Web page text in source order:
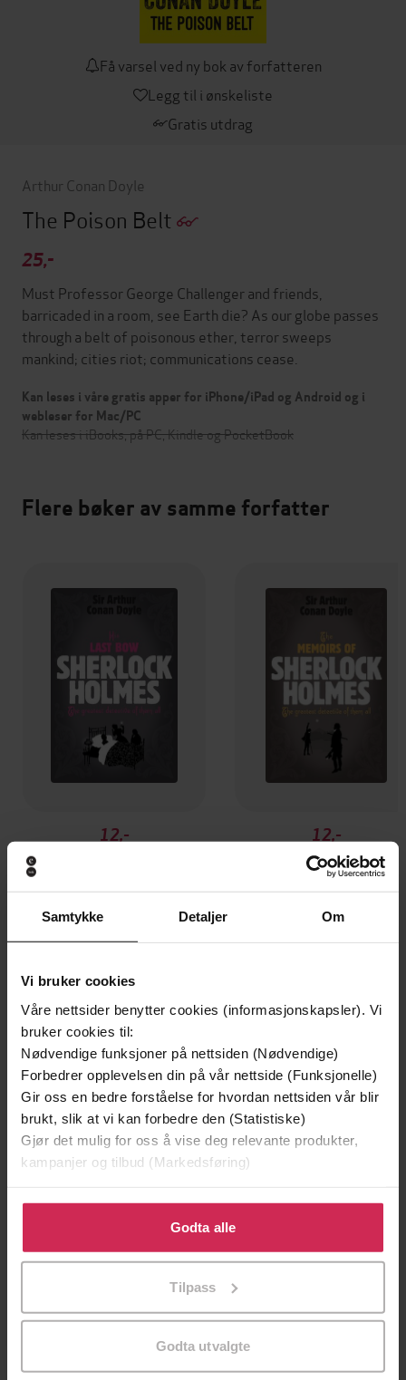
Samtykke Detaljer Om
Vi bruker cookies
Våre nettsider benytter cookies (informasjonskapsler). Vi
bruker cookies til:
Nødvendige funksjoner på nettsiden (Nødvendige)
Forbedrer opplevelsen din på vår nettside (Funksjonelle)
Gir oss en bedre forståelse for hvordan nettsiden vår blir
brukt, slik at vi kan forbedre den (Statistiske)
Gjør det mulig for oss å vise deg relevante produkter,
kampanjer og tilbud (Markedsføring)
Klikk på «Godta alle» for å gi oss ditt samtykke til å
bruke cookies for alle disse formålene. Du kan også
tilpasse ditt samtykke til spesifikke formål ved å klikke
Godta alle
Tilpass
Godta utvalgte
Få varsel ved ny bok av forfatteren
Legg til i ønskeliste
Gratis utdrag
Arthur Conan Doyle
The Poison Belt
25,-
Must Professor George Challenger and friends,
barricaded in a room, see Earth die? As our globe passes
through a belt of poisonous ether, terror sweeps
mankind; cities riot; communications cease.
Kan leses i våre gratis apper for iPhone/iPad og Android og i
webleser for Mac/PC
Kan leses i iBooks, på PC, Kindle og PocketBook
Flere bøker av samme forfatter
12,-
12,-
Arthur Conan Doyle
Andre har også kjøpt
Premium
Vinner av Rivertonprisen
199,-
Jo Nesbø
Premium
Første gang på tilbud
349,-
Jørn Lier Horst